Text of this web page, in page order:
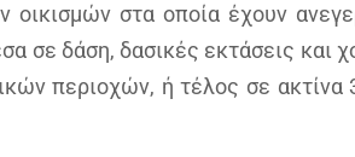
στα οποία έχουν
σε δάση, δασικές εκτάσεις και
περιοχών, ή τέλος σε